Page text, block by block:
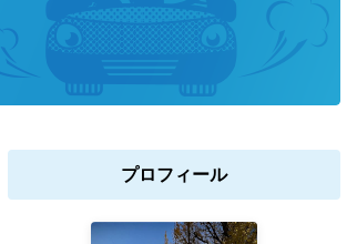
プロフィール